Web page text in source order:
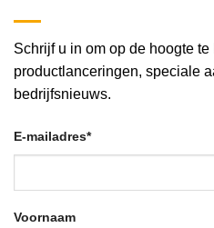
Schrijf u in om op de hoogte
productlanceringen, speciale
bedrijfsnieuws.
E-mailadres*
Voornaam